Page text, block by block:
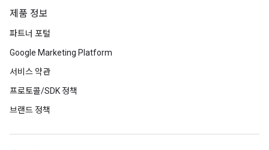
제품 정보
파트너 포털
Google Marketing Platform
서비스 약관
프로토콜/SDK 정책
브랜드 정책